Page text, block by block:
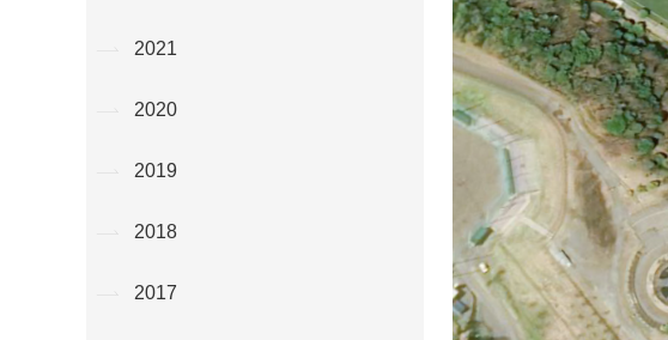
2021
2020
2019
2018
2017